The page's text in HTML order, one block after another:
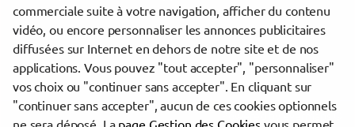
Trouver une agence Banque Populaire
Maine-et-Loire
Les Ponts-de-Cé
evermaps ©
commerciale suite à votre navigation, afficher du contenu
vidéo, ou encore personnaliser les annonces publicitaires
diffusées sur Internet en dehors de notre site et de nos
applications. Vous pouvez "tout accepter", "personnaliser"
vos choix ou "continuer sans accepter". En cliquant sur
"continuer sans accepter", aucun de ces cookies optionnels